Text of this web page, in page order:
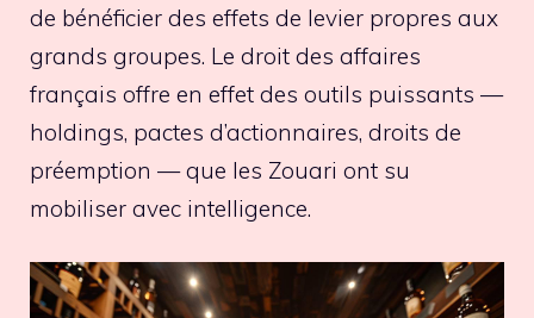
de bénéficier des effets de levier propres aux
grands groupes. Le droit des affaires
français offre en effet des outils puissants —
holdings, pactes d’actionnaires, droits de
préemption — que les Zouari ont su
mobiliser avec intelligence.